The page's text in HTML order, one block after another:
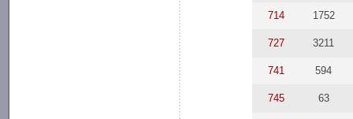
714 1752
727 3211
741 594
745 63